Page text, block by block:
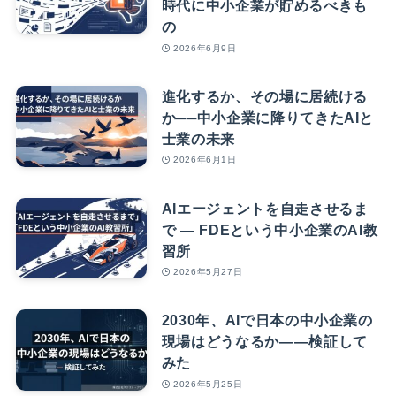
時代に中小企業が貯めるべきも
の
2026年6月9日
進化するか、その場に居続ける
か──中小企業に降りてきたAIと
士業の未来
2026年6月1日
AIエージェントを自走させるま
で — FDEという中小企業のAI教
習所
2026年5月27日
2030年、AIで日本の中小企業の
現場はどうなるか――検証して
みた
2026年5月25日